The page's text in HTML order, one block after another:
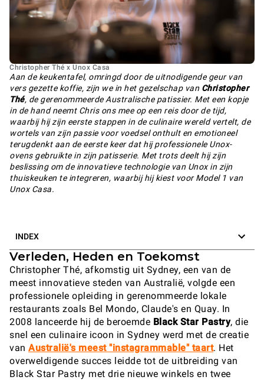
Christopher Thé x Unox Casa
Aan de keukentafel, omringd door de uitnodigende geur van
vers gezette koffie, zijn we in het gezelschap van Christopher
Thé, de gerenommeerde Australische patissier. Met een kopje
in de hand neemt Chris ons mee op een reis door de tijd,
waarbij hij zijn eerste stappen in de culinaire wereld vertelt, de
wortels van zijn passie voor voedsel onthult en emotioneel
terugdenkt aan de eerste keer dat hij professionele Unox-
ovens gebruikte in zijn patisserie. Met trots deelt hij zijn
beslissing om de innovatieve technologie van Unox in zijn
thuiskeuken te integreren, waarbij hij kiest voor Model 1 van
Unox Casa.
INDEX
Verleden, Heden en Toekomst
Christopher Thé, afkomstig uit Sydney, een van de
meest innovatieve steden van Australië, volgde een
professionele opleiding in gerenommeerde lokale
restaurants zoals Bel Mondo, Claude's en Quay. In
2008 lanceerde hij de beroemde Black Star Pastry, die
snel een culinaire icoon in Sydney werd met de creatie
van Australië's meest "instagrammable" taart. Het
overweldigende succes leidde tot de uitbreiding van
Black Star Pastry met drie nieuwe winkels en twee